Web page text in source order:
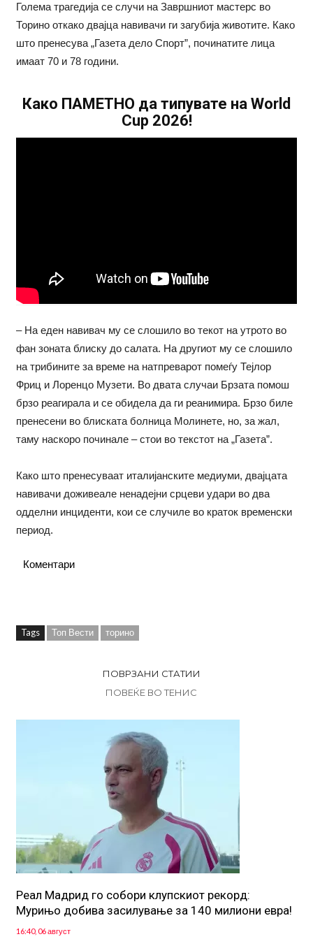
Голема трагедија се случи на Завршниот мастерс во
Торино откако двајца навивачи ги загубија животите. Како
што пренесува „Газета дело Спорт”, починатите лица
имаат 70 и 78 години.
Како ПАМЕТНО да типувате на World
Cup 2026!
– На еден навивач му се слошило во текот на утрото во
фан зоната блиску до салата. На другиот му се слошило
на трибините за време на натпреварот помеѓу Тејлор
Фриц и Лоренцо Музети. Во двата случаи Брзата помош
брзо реагирала и се обидела да ги реанимира. Брзо биле
пренесени во блиската болница Молинете, но, за жал,
таму наскоро починале – стои во текстот на „Газета”.
Како што пренесуваат италијанските медиуми, двајцата
навивачи доживеале ненадејни срцеви удари во два
одделни инциденти, кои се случиле во краток временски
период.
Коментари
Tags Топ Вести торино
ПОВРЗАНИ СТАТИИ
ПОВЕЌЕ ВО ТЕНИС
Реал Мадрид го собори клупскиот рекорд:
Мурињо добива засилување за 140 милиони евра!
16:40, 06 август